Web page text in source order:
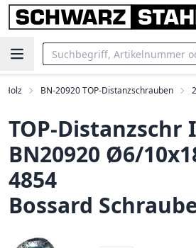
Holz BN-20920 TOP-Distanzschrauben
TOP-Distanzschr
BN20920 Ø6/
4854
Bossard